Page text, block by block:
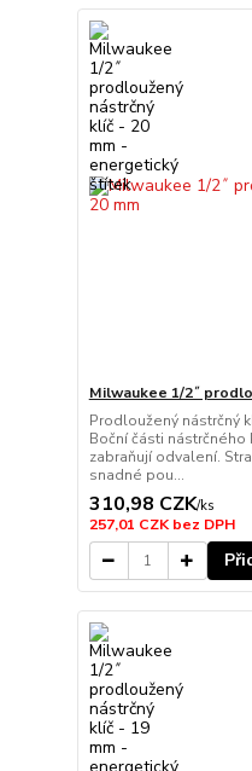
Milwaukee 1/2˝
Prodloužený nástrčný
Boční části nástrčného
zabraňují odvalení.
snadné pou...
310,98 CZK/ks
257,01 CZKbez DPH